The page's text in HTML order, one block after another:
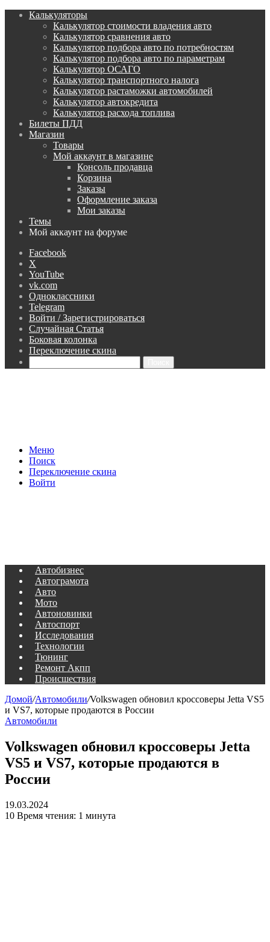
Калькуляторы
Калькулятор стоимости владения авто
Калькулятор сравнения авто
Калькулятор подбора авто по потребностям
Калькулятор подбора авто по параметрам
Калькулятор ОСАГО
Калькулятор транспортного налога
Калькулятор растаможки автомобилей
Калькулятор автокредита
Калькулятор расхода топлива
Билеты ПДД
Магазин
Товары
Мой аккаунт в магазине
Консоль продавца
Корзина
Заказы
Оформление заказа
Мои заказы
Темы
Мой аккаунт на форуме
Facebook
X
YouTube
vk.com
Одноклассники
Telegram
Войти / Зарегистрироваться
Случайная Статья
Боковая колонка
Переключение скина
Меню
Поиск
Переключение скина
Войти
Автобизнес
Автограмота
Авто
Мото
Автоновинки
Автоспорт
Исследования
Технологии
Тюнинг
Ремонт Акпп
Происшествия
Домой/Автомобили/Volkswagen обновил кроссоверы Jetta VS5
и VS7, которые продаются в России
Автомобили
Volkswagen обновил кроссоверы Jetta
VS5 и VS7, которые продаются в
России
19.03.2024
10 Время чтения: 1 минута